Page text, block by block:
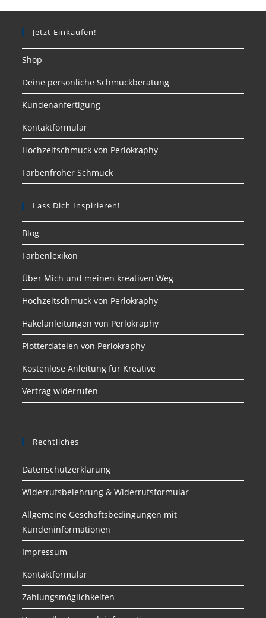
Jetzt Einkaufen!
Shop
Deine persönliche Schmuckberatung
Kundenanfertigung
Kontaktformular
Hochzeitschmuck von Perlokraphy
Farbenfroher Schmuck
Lass Dich Inspirieren!
Blog
Farbenlexikon
Über Mich und meinen kreativen Weg
Hochzeitschmuck von Perlokraphy
Häkelanleitungen von Perlokraphy
Plotterdateien von Perlokraphy
Kostenlose Anleitung für Kreative
Vertrag widerrufen
Rechtliches
Datenschutzerklärung
Widerrufsbelehrung & Widerrufsformular
Allgemeine Geschäftsbedingungen mit
Kundeninformationen
Impressum
Kontaktformular
Zahlungsmöglichkeiten